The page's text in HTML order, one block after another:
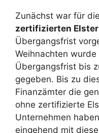
Zunächst war für
zertifizierten
Übergangsfrist
Weihnachten
Übergangsfrist bis
gegeben. Bis zu
Finanzämter die
ohne zertifizierte
Unternehmen
eingehend mit